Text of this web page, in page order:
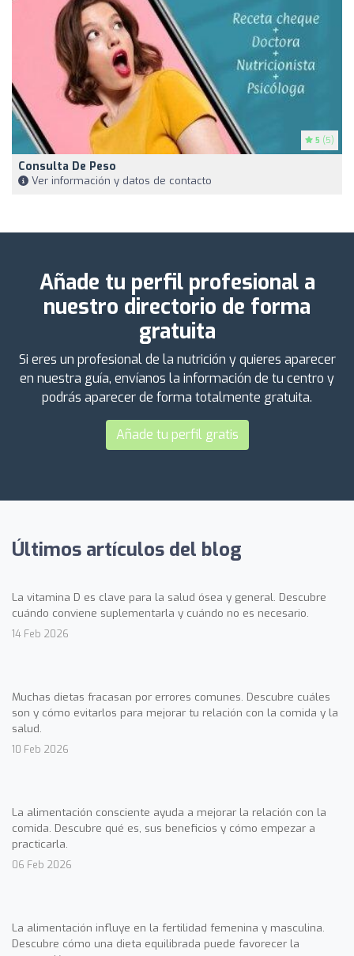
5 (5)
Consulta De Peso
Ver información y datos de contacto
Añade tu perfil profesional a
nuestro directorio de forma
gratuita
Si eres un profesional de la nutrición y quieres aparecer
en nuestra guía, envíanos la información de tu centro y
podrás aparecer de forma totalmente gratuita.
Añade tu perfil gratis
Últimos artículos del blog
La vitamina D es clave para la salud ósea y general. Descubre
cuándo conviene suplementarla y cuándo no es necesario.
14 Feb 2026
Muchas dietas fracasan por errores comunes. Descubre cuáles
son y cómo evitarlos para mejorar tu relación con la comida y la
salud.
10 Feb 2026
La alimentación consciente ayuda a mejorar la relación con la
comida. Descubre qué es, sus beneficios y cómo empezar a
practicarla.
06 Feb 2026
La alimentación influye en la fertilidad femenina y masculina.
Descubre cómo una dieta equilibrada puede favorecer la